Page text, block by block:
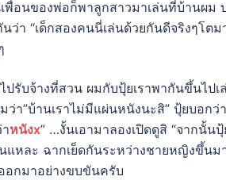
เพื่อนของพ่อก็พาลูกสาวมาเล่นที่บ้านผ
า “เด็กสองคนนี่เล่นด้วยกันดีจริงๆโต
รับจ้างที่สวน ผมกับปุ้ยเราพากันขึ้นไป
า”บ้านเราไม่มีแผ่นหนังนะสิ” ปุ้ยบอกว่
หนังx” …งั้นเอามาลองเปิดดูสิ “จากนั้น
แหละ ฉากเย็ดกันระหว่างชายหญิงขึ้น
อกมาอย่างขบขันครับ